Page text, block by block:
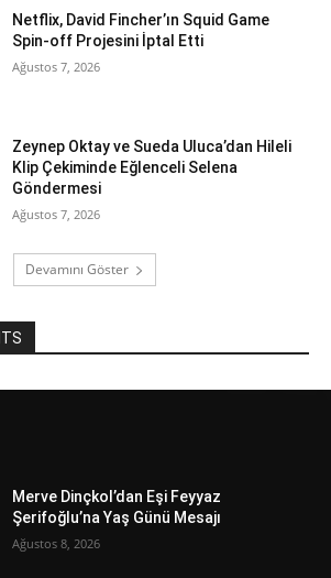
Netflix, David Fincher’ın Squid Game
Spin-off Projesini İptal Etti
Ağustos 7, 2026
Zeynep Oktay ve Sueda Uluca’dan Hileli
Klip Çekiminde Eğlenceli Selena
Göndermesi
Ağustos 7, 2026
Devamını Göster
Merve Dinçkol’dan Eşi Feyyaz
Şerifoğlu’na Yaş Günü Mesajı
Ağustos 8, 2026